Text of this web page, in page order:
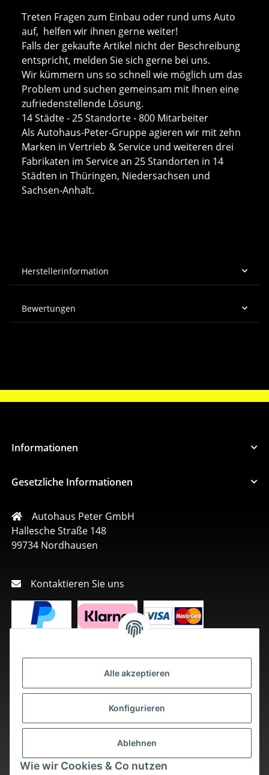
Alle akzeptieren
Konfigurieren
Ablehnen
Wie wir Cookies & Co nutzen
Treten Fragen zum Einbau oder rund ums Auto
auf, helfen wir ihnen gerne weiter!
Falls der gekaufte Artikel nicht der Beschreibung
entspricht, melden Sie sich gerne bei uns.
Wir kümmern uns so schnell wie möglich um das
Problem und suchen gemeinsam mit Ihnen eine
zufriedenstellende Lösung.
14 Städte - 25 Standorte - 800 Mitarbeiter
Als Autohaus-Peter-Gruppe agieren wir mit zehn
Marken in Vertrieb & Service und weiteren drei
Fabrikaten im Service an 25 Standorten in 14
Städten in Thüringen, Niedersachsen und
Sachsen-Anhalt.
Herstellerinformation
Bewertungen
Informationen
Gesetzliche Informationen
Autohaus Peter GmbH
Hallesche Straße 148
99734 Nordhausen
Kontaktieren Sie uns